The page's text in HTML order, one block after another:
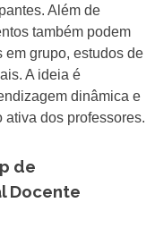
Além de
também podem
grupo, estudos de
A ideia é
dinâmica e
dos professores.
de
Docente